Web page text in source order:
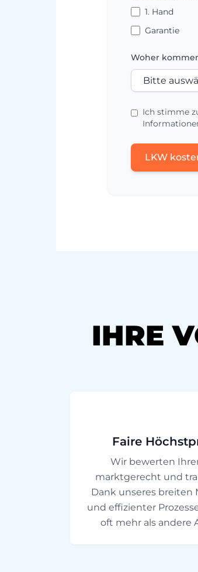
1. Hand
Garantie
Woher
Ich stimme
LKW
IHRE
Faire
Wir bewerten
marktgerecht und
Dank unseres breiten
und effizienter
oft mehr als andere